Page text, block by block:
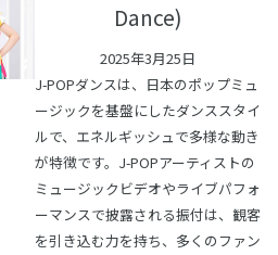
Dance)
2025年3月25日
J-POPダンスは、日本のポップミュ
ージックを基盤にしたダンススタイ
ルで、エネルギッシュで多様な動き
が特徴です。J-POPアーティストの
ミュージックビデオやライブパフォ
ーマンスで披露される振付は、観客
を引き込む力を持ち、多くのファン